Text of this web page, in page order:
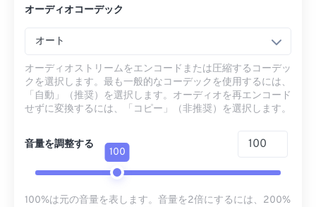
オーディオコーデック
オート
オーディオストリームをエンコードまたは圧縮するコーデッ
クを選択します。最も一般的なコーデックを使用するには、
「自動」（推奨）を選択します。オーディオを再エンコード
せずに変換するには、「コピー」（非推奨）を選択します。
音量を調整する
100
100%は元の音量を表します。音量を2倍にするには、200%